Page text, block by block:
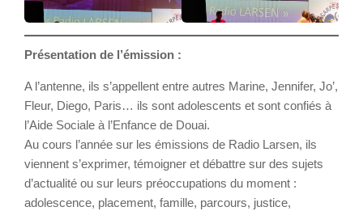
Présentation de l’émission :
A l’antenne, ils s’appellent entre autres Marine, Jennifer, Jo’,
Fleur, Diego, Paris… ils sont adolescents et sont confiés à
l’Aide Sociale à l’Enfance de Douai.
Au cours l’année sur les émissions de Radio Larsen, ils
viennent s’exprimer, témoigner et débattre sur des sujets
d’actualité ou sur leurs préoccupations du moment :
adolescence, placement, famille, parcours, justice,